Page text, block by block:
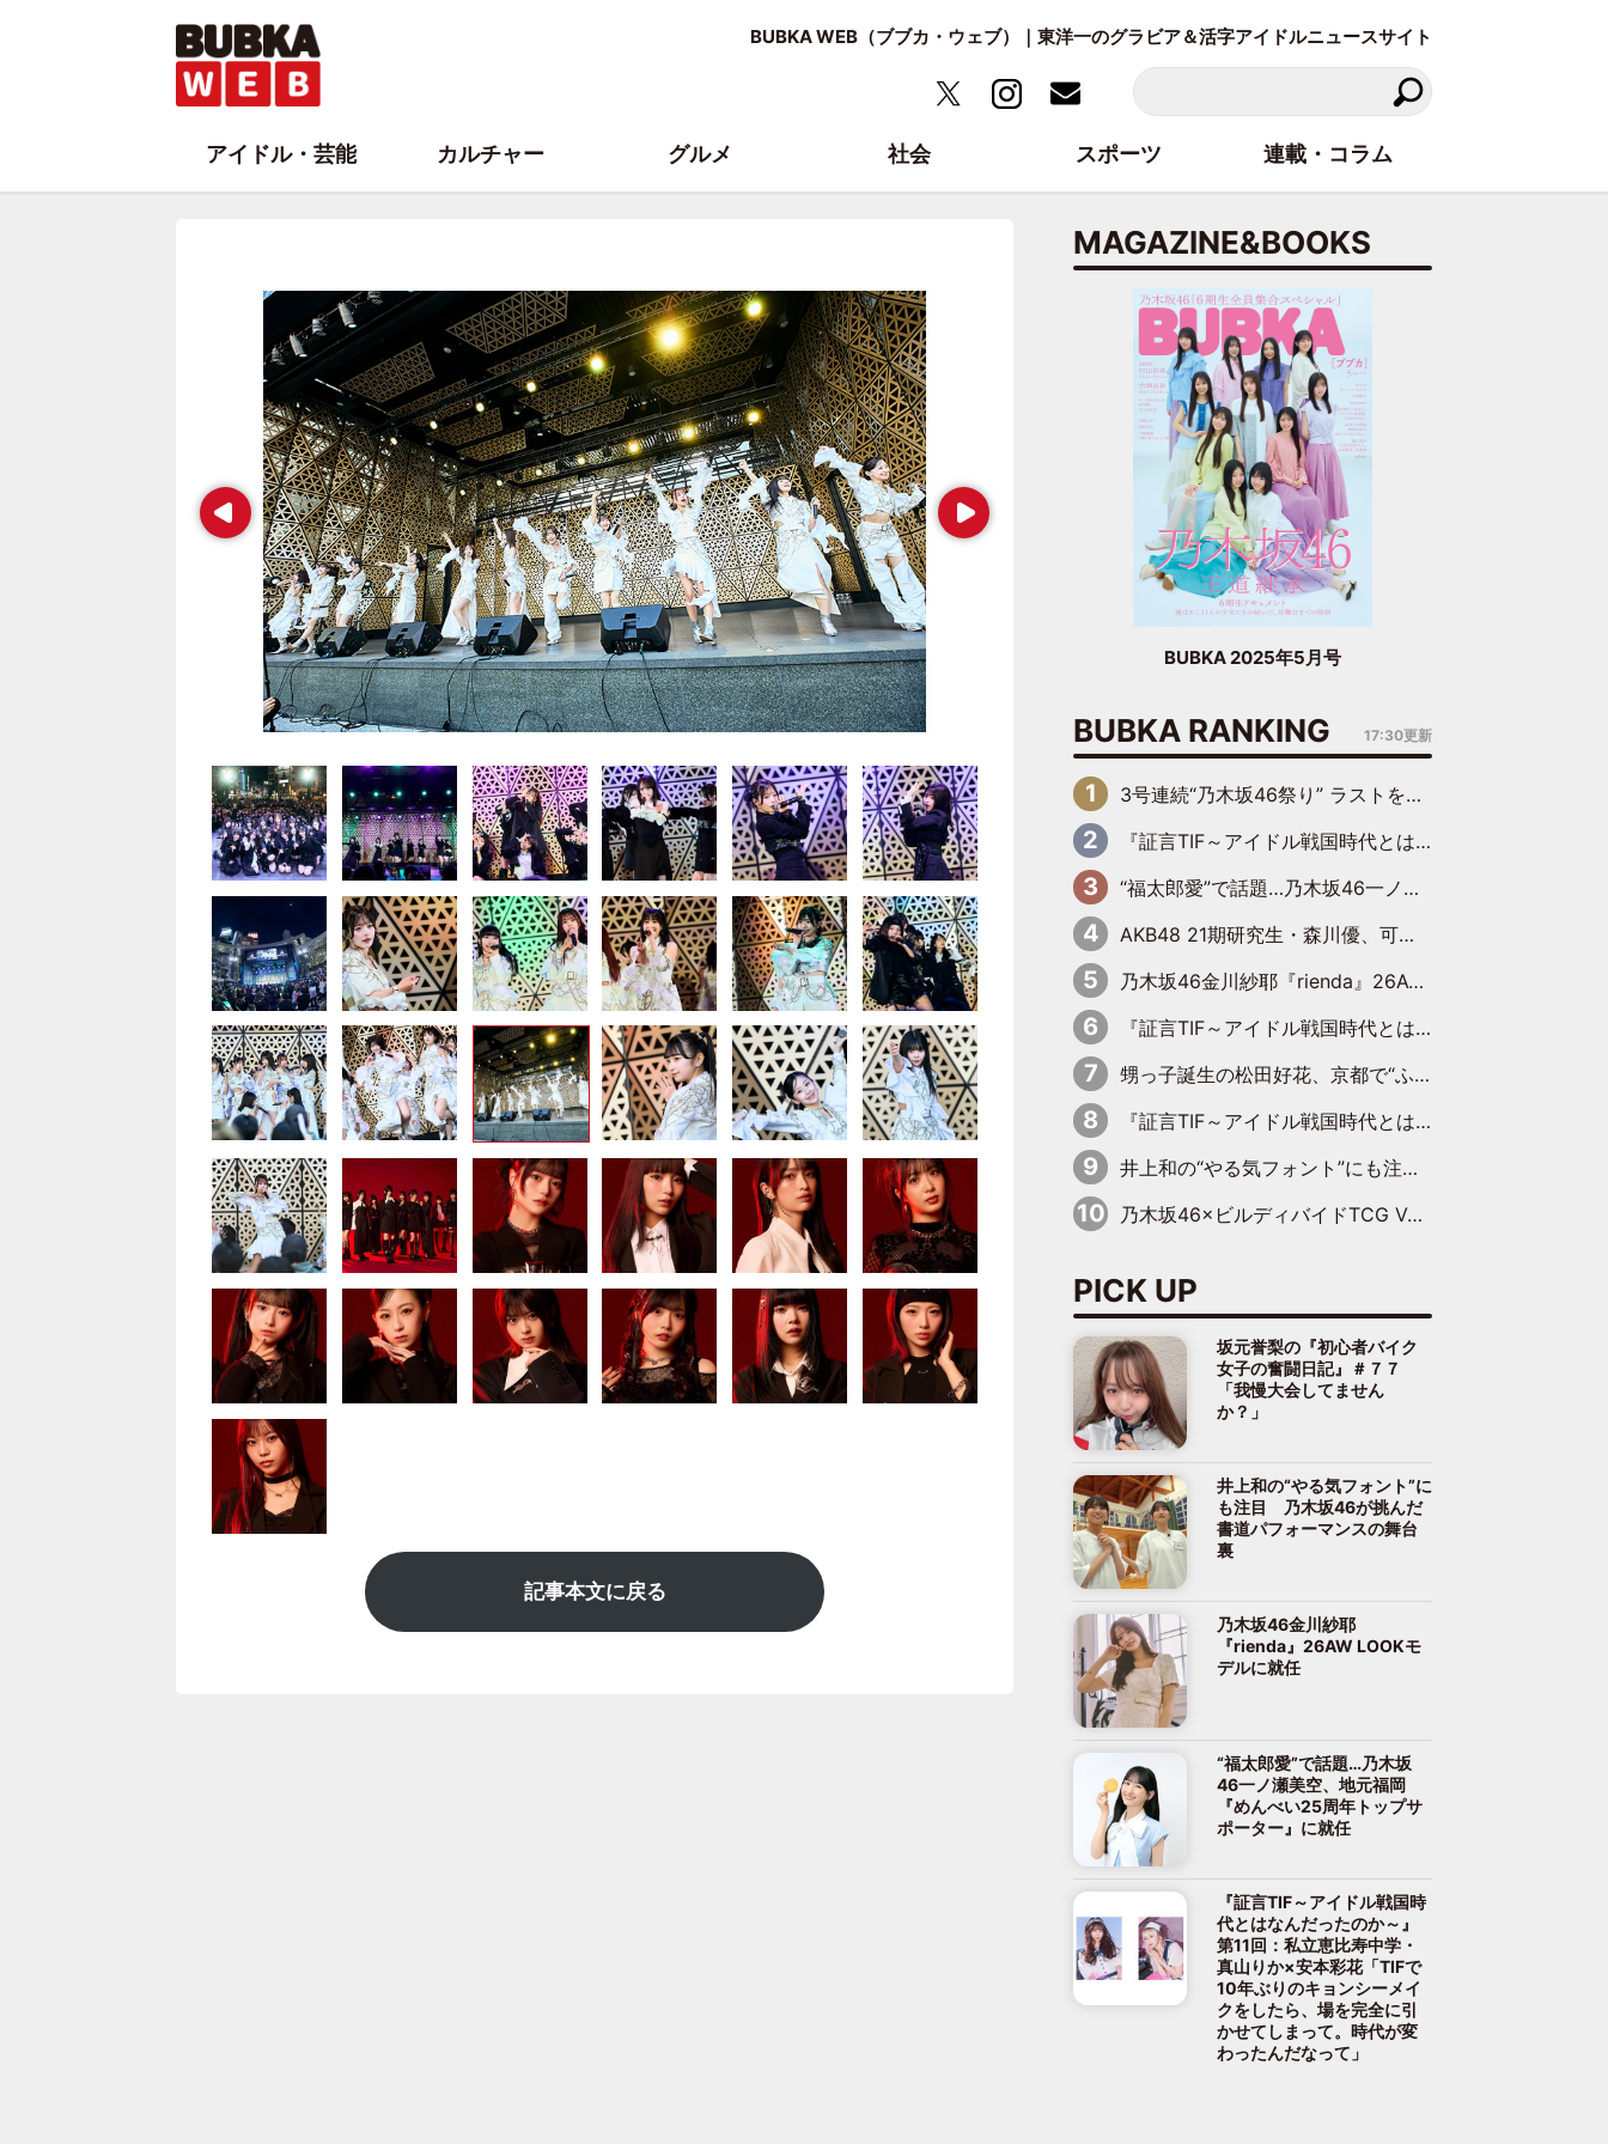
BUBKA WEB（ブブカ・ウェブ）｜東洋一のグラビア＆活字アイドルニュースサイト
Prev Next
記事本文に戻る
MAGAZINE&BOOKS
BUBKA 2025年5月号
BUBKA RANKING 17:30更新
3号連続“乃木坂46祭り” ラストを飾るのは賀喜遥香…5年ぶりの登場に「5年分大人になった私を見ていただけたら」
『証言TIF～アイドル戦国時代とはなんだったのか～』第6回：でんぱ組.inc・古川未鈴×相沢梨紗「『ハロプロやりたかったな』って言ったら、夢眠ねむさんに『てめえはでんぱ組．incなんだよ！』って肩パンされて(笑)」
“福太郎愛”で話題…乃木坂46一ノ瀬美空、地元福岡『めんべい25周年トップサポーター』に就任
AKB48 21期研究生・森川優、可愛さもある大人の女性に
乃木坂46金川紗耶『rienda』26AW LOOKモデルに就任
『証言TIF～アイドル戦国時代とはなんだったのか～』第11回：私立恵比寿中学・真山りか×安本彩花「TIFで10年ぶりのキョンシーメイクをしたら、場を完全に引かせてしまって。時代が変わったんだなって」
甥っ子誕生の松田好花、京都で“ふたつの家族”をはしご！ “母”黒谷友香に見送られ、“父”松岡昌宏とはハシゴ酒
『証言TIF～アイドル戦国時代とはなんだったのか～』第10回：さくら学院・武藤彩未×飯田らうら「正直、中3で辞めるというのを信じてなくて。そう言われてはいたけど、嘘でしょって」
井上和の“やる気フォント”にも注目 乃木坂46が挑んだ書道パフォーマンスの舞台裏
乃木坂46×ビルディバイドTCG Vol.2公開 賀喜遥香＆田村真佑が『京まふ』ステージに登壇
PICK UP
坂元誉梨の『初心者バイク
女子の奮闘日記』＃７７
「我慢大会してません
か？」
井上和の“やる気フォント”に
も注目 乃木坂46が挑んだ
書道パフォーマンスの舞台
裏
乃木坂46金川紗耶
『rienda』26AW LOOKモ
デルに就任
“福太郎愛”で話題…乃木坂
46一ノ瀬美空、地元福岡
『めんべい25周年トップサ
ポーター』に就任
『証言TIF～アイドル戦国時
代とはなんだったのか～』
第11回：私立恵比寿中学・
真山りか×安本彩花「TIFで
10年ぶりのキョンシーメイ
クをしたら、場を完全に引
かせてしまって。時代が変
わったんだなって」
アイドル・芸能 カルチャー グルメ 社会 スポーツ 連載・コラム